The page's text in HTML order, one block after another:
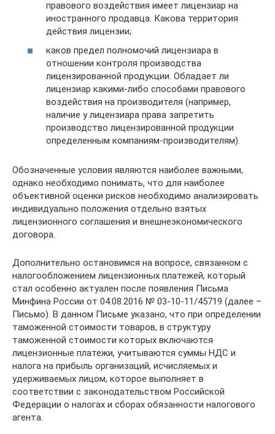
правового воздействия имеет лицензиар на
иностранного продавца. Какова территория
действия лицензии;
каков предел полномочий лицензиара в
отношении контроля производства
лицензированной продукции. Обладает ли
лицензиар какими-либо способами правового
воздействия на производителя (например,
наличие у лицензиара права запретить
производство лицензированной продукции
определенным компаниям-производителям).
Обозначенные условия являются наиболее важными,
однако необходимо понимать, что для наиболее
объективной оценки рисков необходимо анализировать
индивидуально положения отдельно взятых
лицензионного соглашения и внешнеэкономического
договора.
Дополнительно остановимся на вопросе, связанном с
налогообложением лицензионных платежей, который
стал особенно актуален после появления Письма
Минфина России от 04.08.2016 № 03-10-11/45719 (далее –
Письмо). В данном Письме указано, что при определении
таможенной стоимости товаров, в структуру
таможенной стоимости которых включаются
лицензионные платежи, учитываются суммы НДС и
налога на прибыль организаций, исчисляемых и
удерживаемых лицом, которое выполняет в
соответствии с законодательством Российской
Федерации о налогах и сборах обязанности налогового
агента.